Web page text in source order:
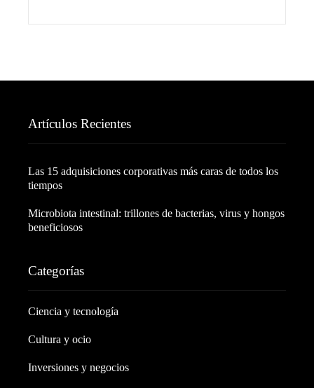
Artículos Recientes
Las 15 adquisiciones corporativas más caras de todos los
tiempos
Microbiota intestinal: trillones de bacterias, virus y hongos
beneficiosos
Categorías
Ciencia y tecnología
Cultura y ocio
Inversiones y negocios